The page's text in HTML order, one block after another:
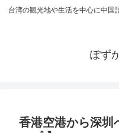
台湾の観光地や生活を中心に中国
ぽず
香港空港から深圳